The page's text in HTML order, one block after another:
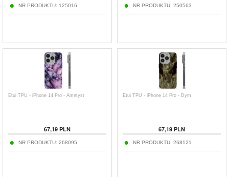
NR PRODUKTU: 125016 NR PRODUKTU: 250563
Etui TPU - iPhone 14 Pro - Ametyst
67,19 PLN
NR PRODUKTU: 268095
Etui TPU - iPhone 14 Pro - Dym
67,19 PLN
NR PRODUKTU: 268121